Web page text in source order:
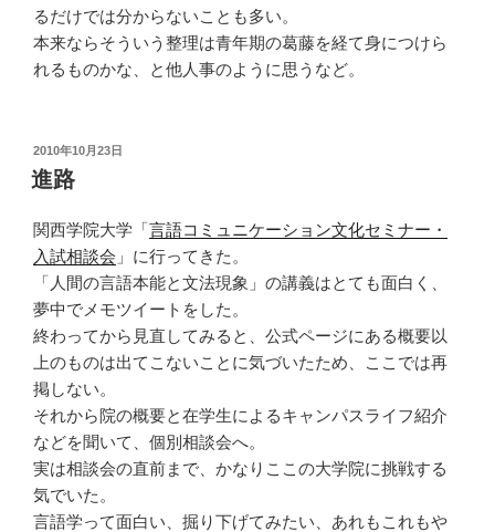
るだけでは分からないことも多い。
本来ならそういう整理は青年期の葛藤を経て身につけら
れるものかな、と他人事のように思うなど。
投
稿
日:
2010年10月23日
進路
関西学院大学「言語コミュニケーション文化セミナー・
入試相談会 」に行ってきた。
「人間の言語本能と文法現象」の講義はとても面白く、
夢中でメモツイートをした。
終わってから見直してみると、公式ページにある概要以
上のものは出てこないことに気づいたため、ここでは再
掲しない。
それから院の概要と在学生によるキャンパスライフ紹介
などを聞いて、個別相談会へ。
実は相談会の直前まで、かなりここの大学院に挑戦する
気でいた。
言語学って面白い、掘り下げてみたい、あれもこれもや